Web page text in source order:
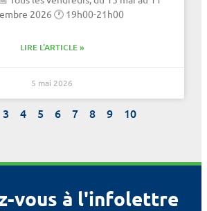
2026 🕐 19h00-21h00
LIRE L'ARTICLE »
5 mai 2026
3 4 5 6 7 8 9 10
vous à l'infolettre